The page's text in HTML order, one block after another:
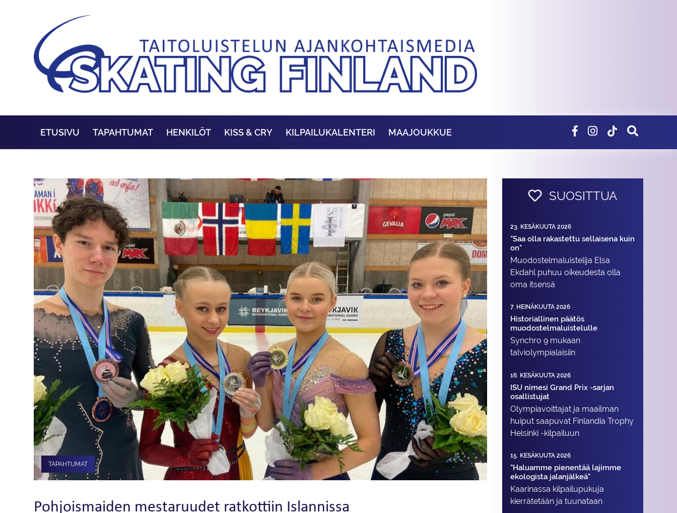
ETUSIVU TAPAHTUMAT HENKILÖT KISS & CRY KILPAILUKALENTERI MAAJOUKKUE
TAPAHTUMAT
Pohjoismaiden mestaruudet ratkottiin Islannissa
SUOSITTUA
23. KESÄKUUTA 2026
"Saa olla rakastettu sellaisena kuin
on"
Muodostelma­luistelija Elsa
Ekdahl puhuu oikeudesta olla
oma itsensä
7. HEINÄKUUTA 2026
Historiallinen päätös
muodostelmaluistelulle
Synchro 9 mukaan
talviolympialaisiin
16. KESÄKUUTA 2026
ISU nimesi Grand Prix -sarjan
osallistujat
Olympiavoittajat ja maailman
huiput saapuvat Finlandia Trophy
Helsinki -kilpailuun
15. KESÄKUUTA 2026
"Haluamme pienentää lajimme
ekologista jalanjälkeä"
Kaarinassa kilpailupukuja
kierrätetään ja tuunataan